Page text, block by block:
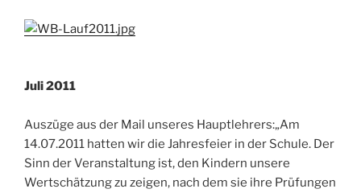
Juli 2011
Auszüge aus der Mail unseres Hauptlehrers:„Am
14.07.2011 hatten wir die Jahresfeier in der Schule. Der
Sinn der Veranstaltung ist, den Kindern unsere
Wertschätzung zu zeigen, nach dem sie ihre Prüfungen